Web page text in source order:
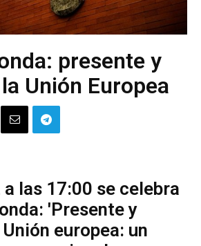
presente y
Unión Europea
a las 17:00 se celebra
'Presente y
europea: un